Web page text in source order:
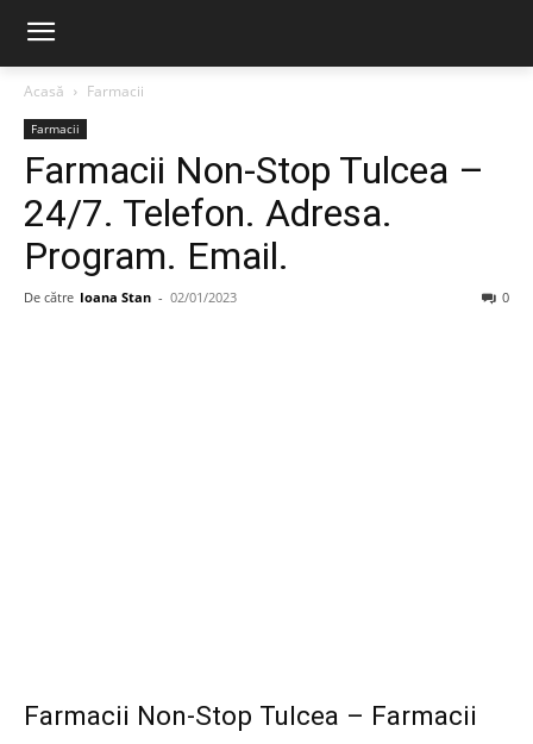
Acasă Farmacii
Farmacii
Farmacii Non-Stop Tulcea –
24/7. Telefon. Adresa.
Program. Email.
De către Ioana Stan - 02/01/2023 0
Farmacii Non-Stop Tulcea – Farmacii